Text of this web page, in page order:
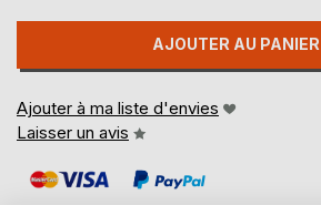
AJOUTER AU PANIER
Ajouter à ma liste d'envies
Laisser un avis